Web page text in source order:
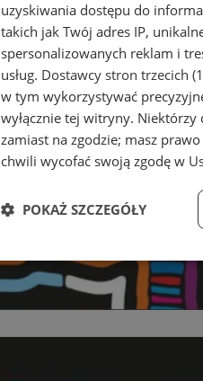
uzyskiwania dostępu do
takich jak Twój adres IP,
spersonalizowanych reklam i
usług. Dostawcy stron trzecich
w tym wykorzystywać
wyłącznie tej witryny.
zamiast na zgodzie; masz
chwili wycofać swoją zgodę w
POKAŻ SZCZEGÓŁY
Niezbędne